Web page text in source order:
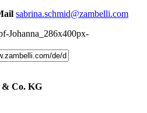
sabrina.schmid@zambelli.com
& Co. KG